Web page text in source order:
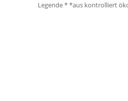
Legende * *aus kontrolliert